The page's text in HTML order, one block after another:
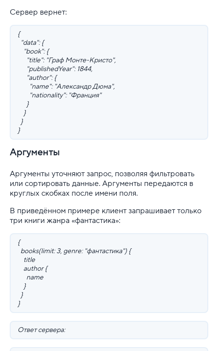
Сервер вернет:
{
"data": {
"book": {
"title": "Граф Монте-Кристо",
"publishedYear": 1844,
"author": {
"name": "Александр Дюма",
"nationality": "Франция"
}
}
}
}
Аргументы
Аргументы уточняют запрос, позволяя фильтровать
или сортировать данные. Аргументы передаются в
круглых скобках после имени поля.
В приведённом примере клиент запрашивает только
три книги жанра «фантастика»:
{
books(limit: 3, genre: "фантастика") {
title
author {
name
}
}
}
Ответ сервера: